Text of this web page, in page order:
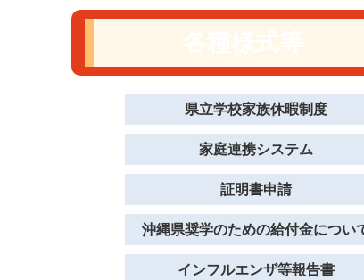
県立学校家族休暇制度
家庭連携システム
証明書申請
沖縄県奨学のための給付金につい
インフルエンザ等報告書